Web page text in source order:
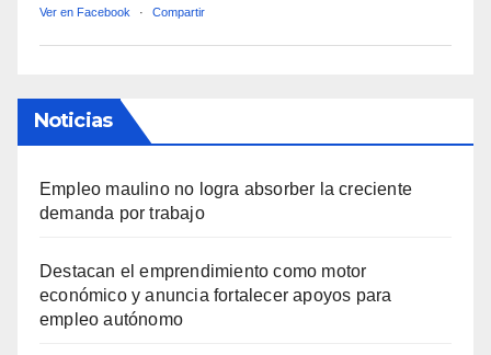
Ver en Facebook · Compartir
Noticias
Empleo maulino no logra absorber la creciente
demanda por trabajo
Destacan el emprendimiento como motor
económico y anuncia fortalecer apoyos para
empleo autónomo